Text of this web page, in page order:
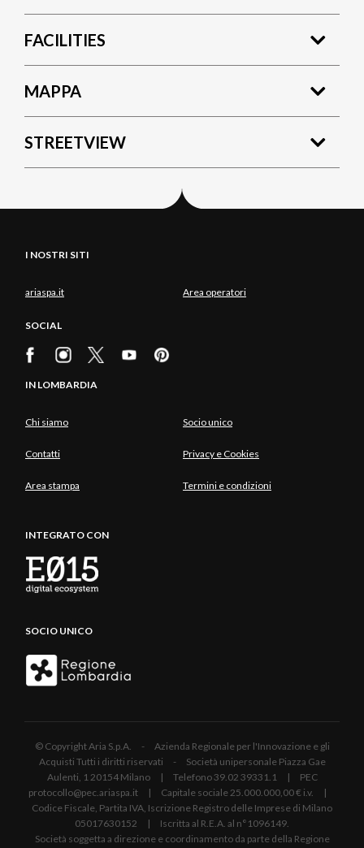
FACILITIES
MAPPA
STREETVIEW
I NOSTRI SITI
ariaspa.it Area operatori
SOCIAL
IN LOMBARDIA
Chi siamo Socio unico
Contatti Privacy e Cookies
Area stampa Termini e condizioni
INTEGRATO CON
SOCIO UNICO
© Copyright Aria S.p.A. - Azienda Regionale per l'Innovazione e gli
Acquisti Tutti i diritti riservati - Società unipersonale Piazza Gae
Aulenti, 1 20154 Milano | Telefono 39.02 39331.1 | PEC
protocollo@pec.ariaspa.it | Capitale sociale 25.000.000,00 € i.v. |
Codice Fiscale, Partita IVA, Iscrizione Registro delle Imprese di Milano
05017630152 | Iscritta al R.E.A. al n°1096149.
Società soggetta a direzione e coordinamento da parte della Regione